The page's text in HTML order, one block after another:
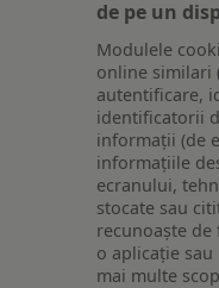
de pe un
Modulele
online similari
autentificare,
identificatorii
informații (de
informațiile
ecranului,
stocate sau
recunoaște de
o aplicație
mai multe